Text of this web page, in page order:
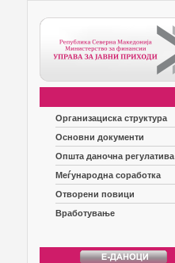
Организациска структура
Основни документи
Општа даночна регулатива
Меѓународна соработка
Отворени повици
Вработување